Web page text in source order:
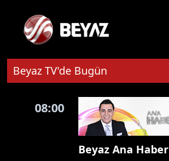
Beyaz TV'de Bugün
08:00
Beyaz Ana Haber